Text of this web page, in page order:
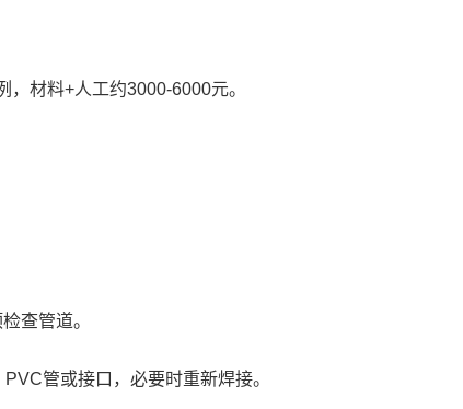
，材料+人工约3000-6000元。
查管道。
管或接口，必要时重新焊接。